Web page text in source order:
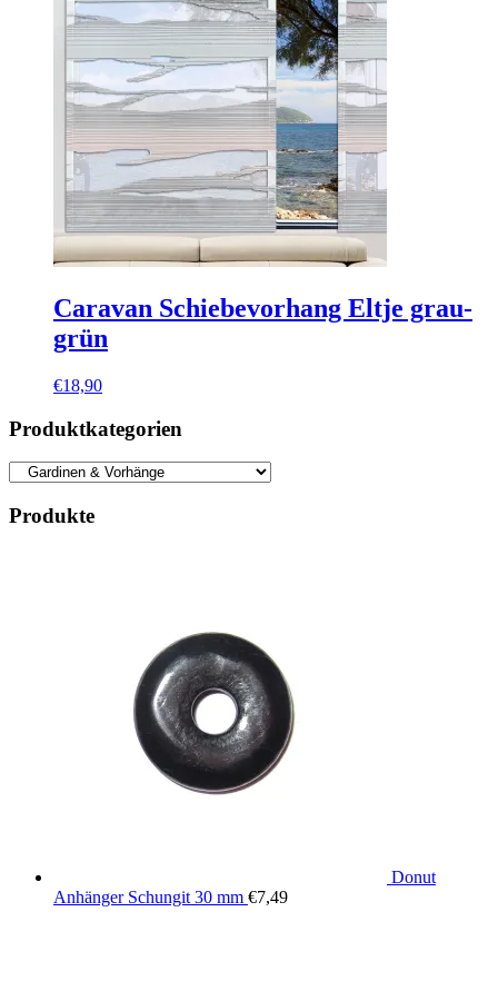
Caravan Schiebevorhang Eltje grau-
grün
€18,90
Produktkategorien
Produkte
Donut
Anhänger Schungit 30 mm €7,49